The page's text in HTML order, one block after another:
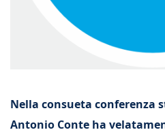
Nella consueta conferenza
Antonio Conte ha